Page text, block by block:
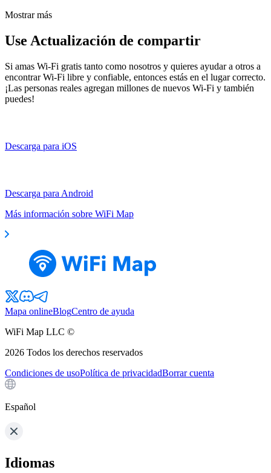
Mostrar más
Use Actualización de compartir
Si amas Wi-Fi gratis tanto como nosotros y quieres ayudar a otros a
encontrar Wi-Fi libre y confiable, entonces estás en el lugar correcto.
¡Las personas reales agregan millones de nuevos Wi-Fi y también
puedes!
Descarga para iOS
Descarga para Android
Más información sobre WiFi Map
Mapa onlineBlogCentro de ayuda
WiFi Map LLC ©
2026 Todos los derechos reservados
Condiciones de usoPolítica de privacidadBorrar cuenta
Español
Idiomas